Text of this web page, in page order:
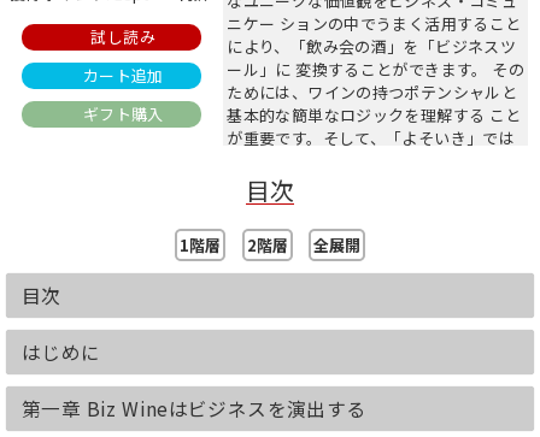
試し読み
カート追加
ギフト購入
ニケー ションの中でうまく活用すること
により、「飲み会の酒」を「ビジネスツ
ール」に 変換することができます。 その
ためには、ワインの持つポテンシャルと
基本的な簡単なロジックを理解する こと
が重要です。そして、「よそいき」では
に落とし込んでいくことになります。こ
れらの一連の概念をマーケティングの視
点 もふまえ、ビジネスマンのワイン実学
「ビズ・ワイン」としてまとめました。
実践するにつれビジネスに好影響が現
しく なることは、多くの著名ビジネスマ
発売された書籍を電子化したものです）
目次
1階層 2階層 全展開
目次
はじめに
第一章 Biz Wineはビジネスを演出する